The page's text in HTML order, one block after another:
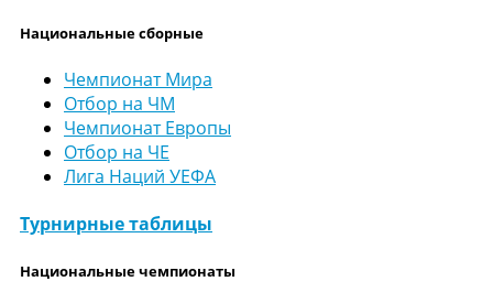
Национальные сборные
Чемпионат Мира
Отбор на ЧМ
Чемпионат Европы
Отбор на ЧЕ
Лига Наций УЕФА
Турнирные таблицы
Национальные чемпионаты